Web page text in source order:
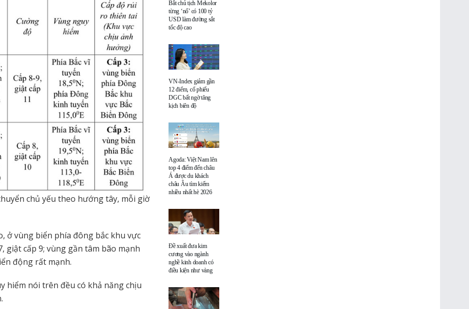
chủ yếu theo hướng tây, mỗi giờ
ở vùng biển phía đông bắc khu vực
giật cấp 9; vùng gần tâm bão mạnh
động rất mạnh.
hiểm nói trên đều có khả năng chịu
Bắt chủ tịch Mekolor
từng ‘nổ’ có 100 tỷ
USD làm đường sắt
tốc độ cao
VN-Index giảm gần
12 điểm, cổ phiếu
DGC bất ngờ tăng
kịch biên độ
Agoda: Việt Nam lên
top 4 điểm đến châu
Á được du khách
châu Âu tìm kiếm
nhiều nhất hè 2026
Đề xuất đưa kim
cương vào ngành
nghề kinh doanh có
điều kiện như vàng